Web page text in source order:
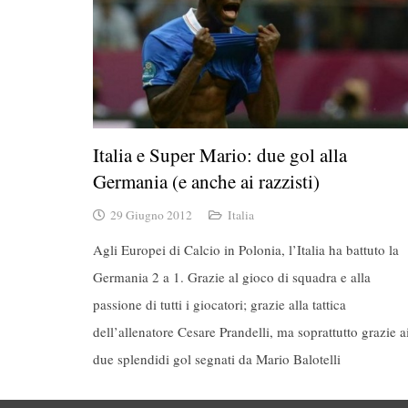
Italia e Super Mario: due gol alla
Germania (e anche ai razzisti)
29 Giugno 2012 Italia
Agli Europei di Calcio in Polonia, l’Italia ha battuto la
Germania 2 a 1. Grazie al gioco di squadra e alla
passione di tutti i giocatori; grazie alla tattica
dell’allenatore Cesare Prandelli, ma soprattutto grazie
due splendidi gol segnati da Mario Balotelli